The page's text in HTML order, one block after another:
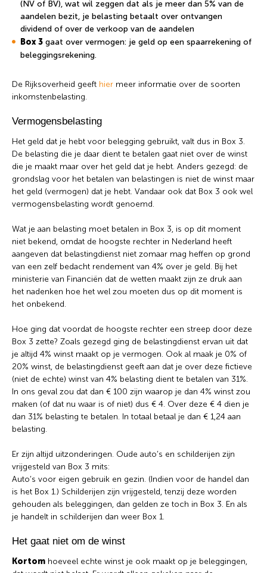
(NV of BV), wat wil zeggen dat als je meer dan 5% van de
aandelen bezit, je belasting betaalt over ontvangen
dividend of over de verkoop van de aandelen
Box 3 gaat over vermogen: je geld op een spaarrekening of
beleggingsrekening.
De Rijksoverheid geeft hier meer informatie over de soorten
inkomstenbelasting.
Vermogensbelasting
Het geld dat je hebt voor belegging gebruikt, valt dus in Box 3.
De belasting die je daar dient te betalen gaat niet over de winst
die je maakt maar over het geld dat je hebt. Anders gezegd: de
grondslag voor het betalen van belastingen is niet de winst maar
het geld (vermogen) dat je hebt. Vandaar ook dat Box 3 ook wel
vermogensbelasting wordt genoemd.
Wat je aan belasting moet betalen in Box 3, is op dit moment
niet bekend, omdat de hoogste rechter in Nederland heeft
aangeven dat belastingdienst niet zomaar mag heffen op grond
van een zelf bedacht rendement van 4% over je geld. Bij het
ministerie van Financiën dat de wetten maakt zijn ze druk aan
het nadenken hoe het wel zou moeten dus op dit moment is
het onbekend.
Hoe ging dat voordat de hoogste rechter een streep door deze
Box 3 zette? Zoals gezegd ging de belastingdienst ervan uit dat
je altijd 4% winst maakt op je vermogen. Ook al maak je 0% of
20% winst, de belastingdienst geeft aan dat je over deze fictieve
(niet de echte) winst van 4% belasting dient te betalen van 31%.
In ons geval zou dat dan € 100 zijn waarop je dan 4% winst zou
maken (of dat nu waar is of niet) dus € 4. Over deze € 4 dien je
dan 31% belasting te betalen. In totaal betaal je dan € 1,24 aan
belasting.
Er zijn altijd uitzonderingen. Oude auto’s en schilderijen zijn
vrijgesteld van Box 3 mits:
Auto’s voor eigen gebruik en gezin. (Indien voor de handel dan
is het Box 1.) Schilderijen zijn vrijgesteld, tenzij deze worden
gehouden als beleggingen, dan gelden ze toch in Box 3. En als
je handelt in schilderijen dan weer Box 1.
Het gaat niet om de winst
Kortom hoeveel echte winst je ook maakt op je beleggingen,